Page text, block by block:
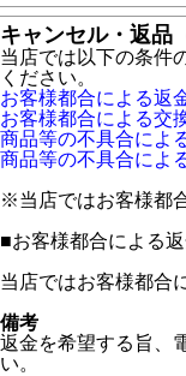
キャンセル・返品
当店では以下の条件
ください。
お客様都合による返
お客様都合による交
商品等の不具合によ
商品等の不具合によ
※当店ではお客様都
■お客様都合による
当店ではお客様都合
備考
返金を希望する旨、
い。